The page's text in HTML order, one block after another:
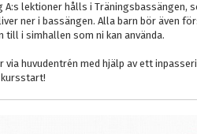
lektioner hålls i Träningsbassängen,
ner i bassängen. Alla barn bör även
till i simhallen som ni kan använda.
via huvudentrén med hjälp av ett